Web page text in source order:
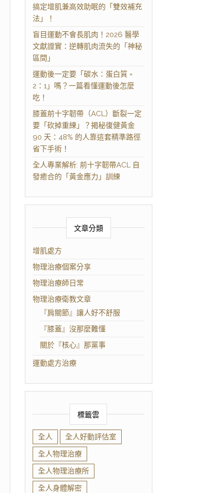
搞定增肌兼高效助眠的「雙效補充
法」！
盲目運動不會長肌肉！2026 醫學
文獻證實：逆轉肌肉流失的「神秘
區間」
運動後一定要「碳水：蛋白質 =
2：1」嗎？一篇看懂運動後怎麼
吃！
膝蓋前十字韌帶（ACL）斷裂一定
要「砍掉重練」？揭秘復健黃金
90 天：48% 的人靠這套精準路徑
省下手術！
全人專業解析: 前十字韌帶ACL 自
發癒合的「黃金應力」訓練
文章分類
增肌處方
物理治療個案分享
物理治療師日常
物理治療衛教文章
『肩關節』讓人好不舒服
『膝蓋』沒那麼難懂
關於『核心』那黨事
運動處方治療
標籤雲
全人
全人好動評估室
全人物理治療
全人物理治療所
全人身體解密